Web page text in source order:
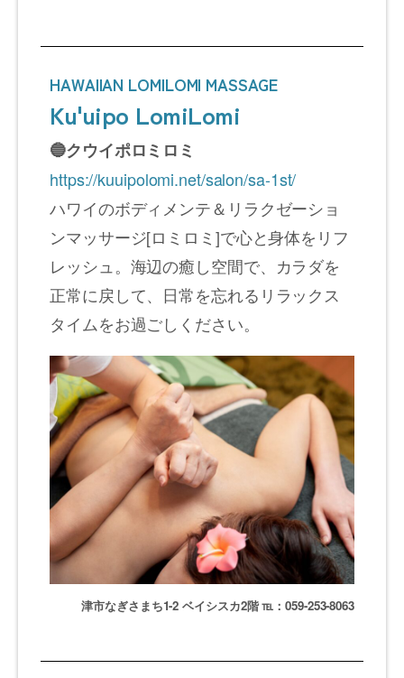
HAWAIIAN LOMILOMI MASSAGE
Ku'uipo LomiLomi
🔵クウイポロミロミ
https://kuuipolomi.net/salon/sa-1st/
ハワイのボディメンテ＆リラクゼーショ
ンマッサージ[ロミロミ]で心と身体をリフ
レッシュ。海辺の癒し空間で、カラダを
正常に戻して、日常を忘れるリラックス
タイムをお過ごしください。
津市なぎさまち1-2 ベイシスカ2階 ℡：059-253-8063